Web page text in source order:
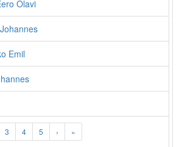
Olavi
Emil
3 4 5 › »